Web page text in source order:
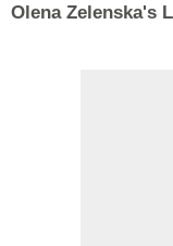
Olena Zelenska's